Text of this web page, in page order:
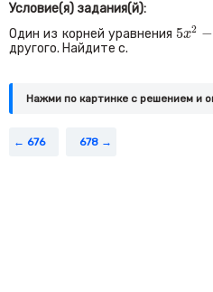
Условие(я) задания(й):
Один из корней уравнения5x2 −
5 x2
другого. Найдите c.
Нажми по картинке c решением и
676 678